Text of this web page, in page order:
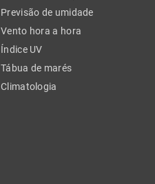
Previsão de umidade
Vento hora a hora
Índice UV
Tábua de marés
Climatologia